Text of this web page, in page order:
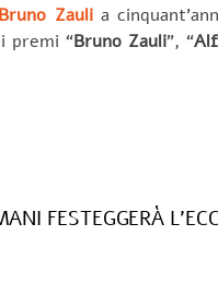
Bruno Zaulia
premi “Bruno Zauli”, “
FESTEGGERÀ